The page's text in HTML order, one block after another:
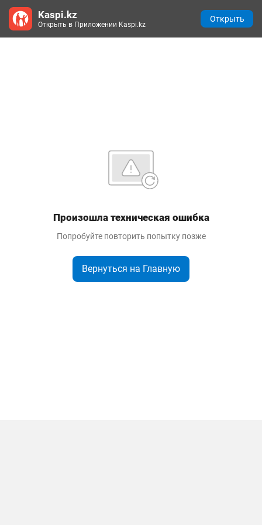
Произошла техническая ошибка
Попробуйте повторить попытку позже
Вернуться на Главную
Kaspi.kz
Открыть в Приложении Kaspi.kz
Открыть